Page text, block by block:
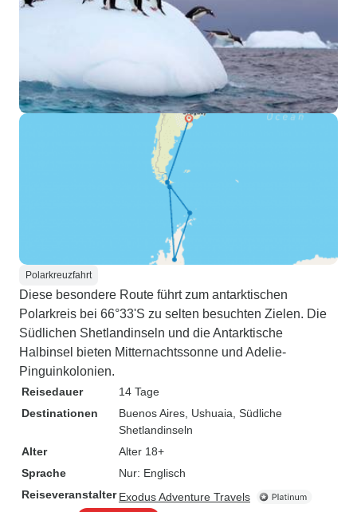
Polarkreuzfahrt
Diese besondere Route führt zum antarktischen
Polarkreis bei 66°33'S zu selten besuchten Zielen. Die
Südlichen Shetlandinseln und die Antarktische
Halbinsel bieten Mitternachtssonne und Adelie-
Pinguinkolonien.
Reisedauer
14 Tage
Destinationen
Buenos Aires , Ushuaia , Südliche
Shetlandinseln
Alter
Alter 18+
Sprache
Nur: Englisch
Reiseveranstalter Exodus Adventure Travels